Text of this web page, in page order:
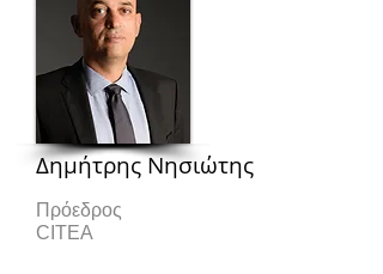
Δημήτρης Νησιώτης
Πρόεδρος
CITEA